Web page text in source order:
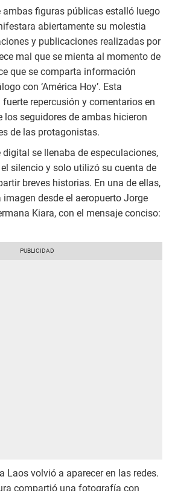
ambas figuras públicas estalló luego
abiertamente su molestia
y publicaciones realizadas por
mal que se mienta al momento de
que se comparta información
con ‘América Hoy’. Esta
repercusión y comentarios en
los seguidores de ambas hicieron
de las protagonistas.
se llenaba de especulaciones,
silencio y solo utilizó su cuenta de
breves historias. En una de ellas,
desde el aeropuerto Jorge
Kiara, con el mensaje conciso:
Laos volvió a aparecer en las redes.
compartió una fotografía con